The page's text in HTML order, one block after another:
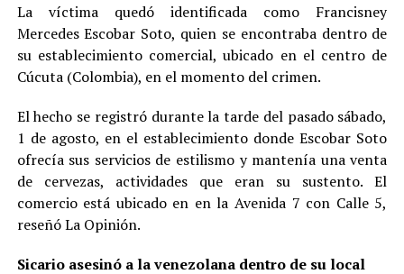
La víctima quedó identificada como Francisney
Mercedes Escobar Soto, quien se encontraba dentro de
su establecimiento comercial, ubicado en el centro de
Cúcuta (Colombia), en el momento del crimen.
El hecho se registró durante la tarde del pasado sábado,
1 de agosto, en el establecimiento donde Escobar Soto
ofrecía sus servicios de estilismo y mantenía una venta
de cervezas, actividades que eran su sustento. El
comercio está ubicado en en la Avenida 7 con Calle 5,
reseñó La Opinión.
Sicario asesinó a la venezolana dentro de su local